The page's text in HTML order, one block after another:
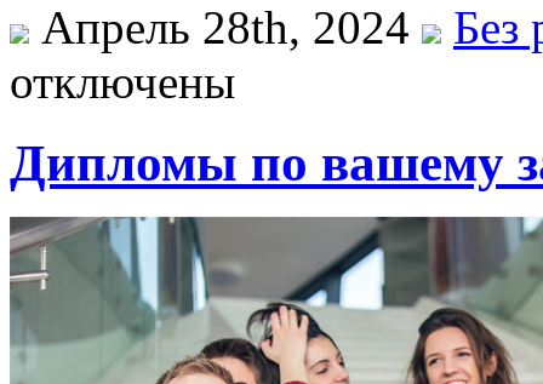
Апрель 28th, 2024
Без
отключены
Дипломы по вашему